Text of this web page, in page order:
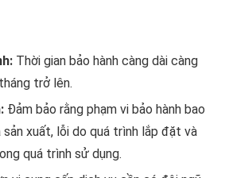
Thời gian bảo hành càng dài càng
trở lên.
Đảm bảo rằng phạm vi bảo hành bao
xuất, lỗi do quá trình lắp đặt và
quá trình sử dụng.